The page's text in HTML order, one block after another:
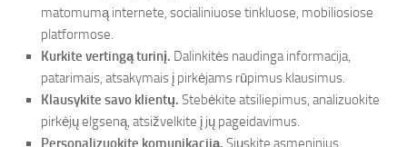
matomumą internete, socialiniuose tinkluose, mobiliosiose
platformose.
Kurkite vertingą turinį. Dalinkitės naudinga informacija,
patarimais, atsakymais į pirkėjams rūpimus klausimus.
Klausykite savo klientų. Stebėkite atsiliepimus, analizuokite
pirkėjų elgseną, atsižvelkite į jų pageidavimus.
Personalizuokite komunikaciją. Siųskite asmeninius